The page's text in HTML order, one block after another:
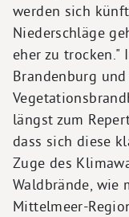
werden sich
Niederschläge
eher zu trocken."
Brandenburg
längst zum
dass sich diese
Zuge des
Waldbrände, wie
Mittelmeer-